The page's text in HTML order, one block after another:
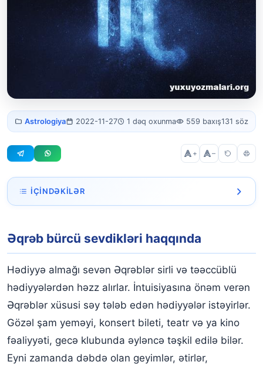
Əqrəb bürcü
sevdikləri
Astrologiya 2022-11-27 1 dəq oxunma 559 baxış131 söz
+ –
İÇINDƏKILƏR
Əqrəb bürcü sevdikləri haqqında
Hədiyyə almağı sevən Əqrəblər sirli və təəccüblü
hədiyyələrdən həzz alırlar. İntuisiyasına önəm verən
Əqrəblər xüsusi səy tələb edən hədiyyələr istəyirlər.
Gözəl şam yeməyi, konsert bileti, teatr və ya kino
fəaliyyəti, gecə klubunda əyləncə təşkil edilə bilər.
Eyni zamanda dəbdə olan geyimlər, ətirlər,